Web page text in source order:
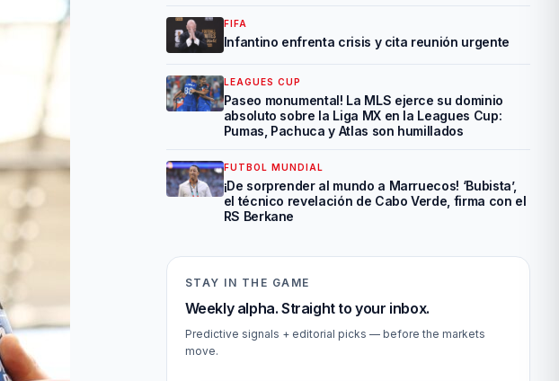
FIFA
Infantino enfrenta crisis y cita reunión urgente
LEAGUES CUP
Paseo monumental! La MLS ejerce su dominio
absoluto sobre la Liga MX en la Leagues Cup:
Pumas, Pachuca y Atlas son humillados
FUTBOL MUNDIAL
¡De sorprender al mundo a Marruecos! ‘Bubista’,
el técnico revelación de Cabo Verde, firma con el
RS Berkane
STAY IN THE GAME
Weekly alpha. Straight to your inbox.
Predictive signals + editorial picks — before the markets
move.